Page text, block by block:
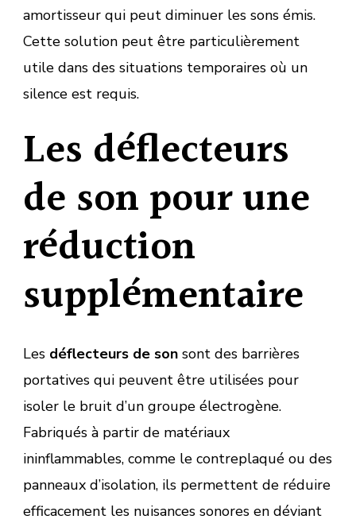
amortisseur qui peut diminuer les sons émis.
Cette solution peut être particulièrement
utile dans des situations temporaires où un
silence est requis.
Les déflecteurs
de son pour une
réduction
supplémentaire
Les déflecteurs de son sont des barrières
portatives qui peuvent être utilisées pour
isoler le bruit d’un groupe électrogène.
Fabriqués à partir de matériaux
ininflammables, comme le contreplaqué ou des
panneaux d’isolation, ils permettent de réduire
efficacement les nuisances sonores en déviant